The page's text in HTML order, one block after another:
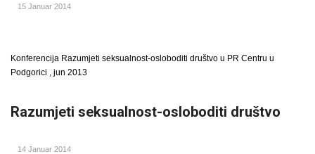
15 Januar 2014
Konferencija Razumjeti seksualnost-osloboditi društvo u PR Centru u
Podgorici , jun 2013
Razumjeti seksualnost-osloboditi društvo
14 Januar 2014